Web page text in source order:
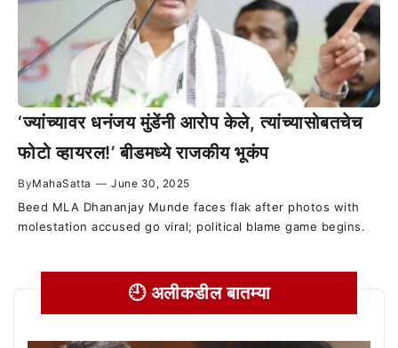
‘ज्यांच्यावर धनंजय मुंडेंनी आरोप केले, त्यांच्यासोबतचेच
फोटो व्हायरल!’ बीडमध्ये राजकीय भूकंप
ByMahaSatta — June 30, 2025
Beed MLA Dhananjay Munde faces flak after photos with
molestation accused go viral; political blame game begins.
🕘 अलीकडील बातम्या